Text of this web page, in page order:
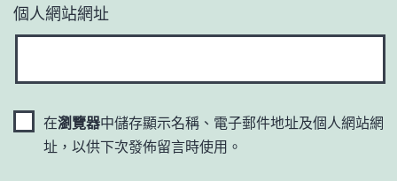
個人網站網址
在瀏覽器中儲存顯示名稱、電子郵件地址及個人網站網
址，以供下次發佈留言時使用。